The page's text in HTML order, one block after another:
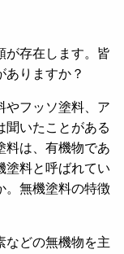
が存在します。皆
ありますか？
やフッソ塗料、ア
聞いたことがある
料は、有機物であ
塗料と呼ばれてい
。無機塗料の特徴
などの無機物を主